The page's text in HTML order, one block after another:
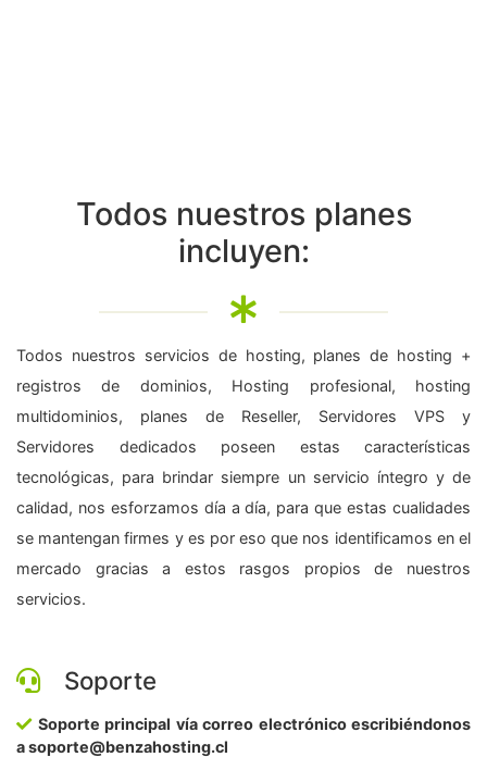
Todos nuestros planes
incluyen:
Todos nuestros servicios de hosting, planes de hosting +
registros de dominios, Hosting profesional, hosting
multidominios, planes de Reseller, Servidores VPS y
Servidores dedicados poseen estas características
tecnológicas, para brindar siempre un servicio íntegro y de
calidad, nos esforzamos día a día, para que estas cualidades
se mantengan firmes y es por eso que nos identificamos en el
mercado gracias a estos rasgos propios de nuestros
servicios.
Soporte
Soporte principal vía correo electrónico escribiéndonos
a soporte@benzahosting.cl